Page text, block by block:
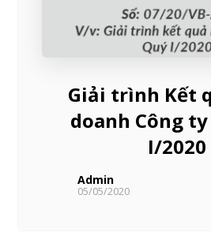
Giải trình Kết
doanh Công
I/2020
Admin
05/05/2020